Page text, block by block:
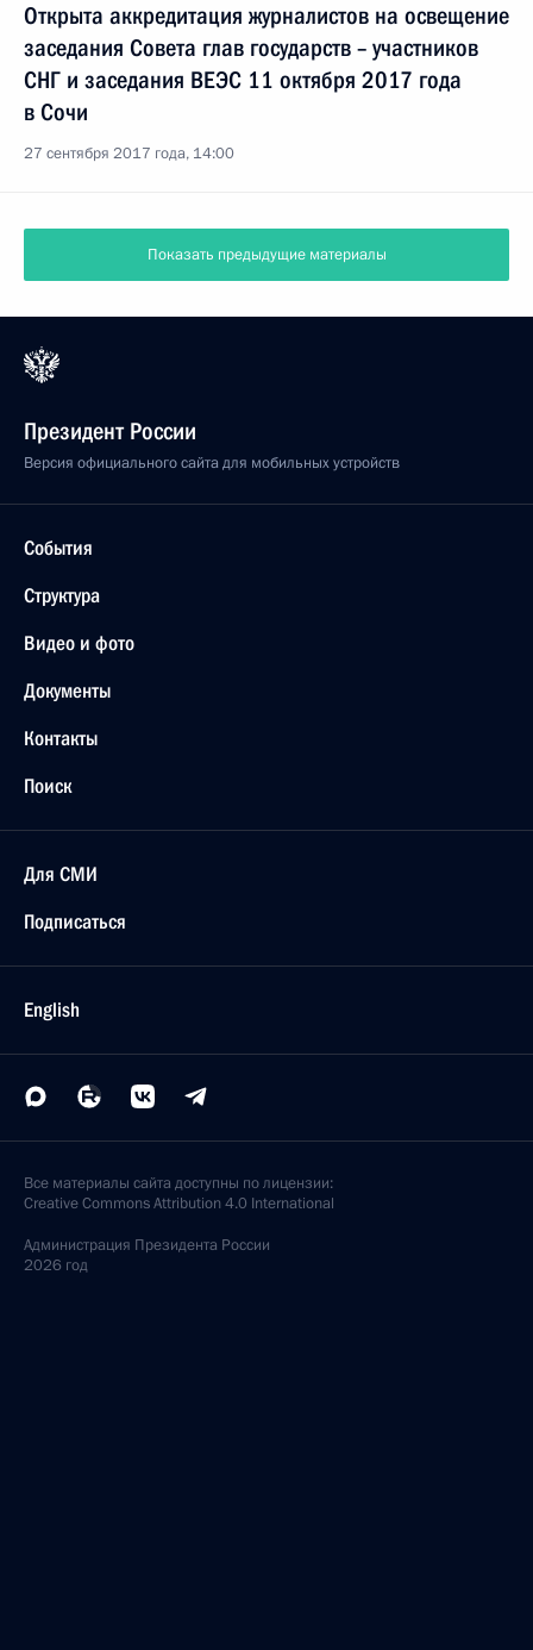
Открыта аккредитация журналистов на освещение
заседания Совета глав государств – участников
СНГ и заседания ВЕЭС 11 октября 2017 года
в Сочи
27 сентября 2017 года, 14:00
Показать предыдущие материалы
Президент России
Версия официального сайта для мобильных устройств
События
Структура
Видео и фото
Документы
Контакты
Поиск
Для СМИ
Подписаться
English
Все материалы сайта доступны по лицензии:
Creative Commons Attribution 4.0 International
Администрация Президента России
2026 год